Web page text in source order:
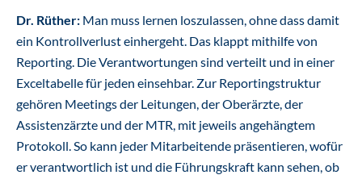
Dr. Rüther: Man muss lernen loszulassen, ohne dass damit
ein Kontrollverlust einhergeht. Das klappt mithilfe von
Reporting. Die Verantwortungen sind verteilt und in einer
Exceltabelle für jeden einsehbar. Zur Reportingstruktur
gehören Meetings der Leitungen, der Oberärzte, der
Assistenzärzte und der MTR, mit jeweils angehängtem
Protokoll. So kann jeder Mitarbeitende präsentieren, wofür
er verantwortlich ist und die Führungskraft kann sehen, ob